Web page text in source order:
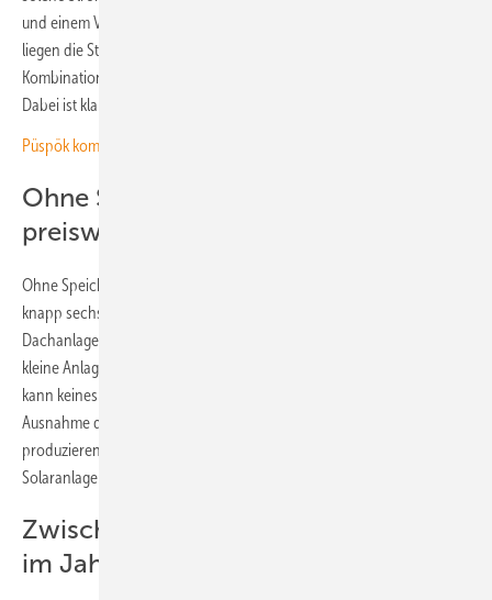
und einem Verhältnis von Solarleistung und Speichervolumen von 1:1
liegen die Stromgestehungskosten für die Photovoltaik-Speicher-
Kombination zwischen etwa neun und 22,5 Cent pro Kilowattstunde.
Dabei ist klar: Je kleiner die Anlage ist, desto höher sind die Kosten.
Püspök kombiniert Agri-PV mit Windkraft und Speicher
Ohne Speicher immer noch
preiswerter
Ohne Speicher liegen die Solarstromgestehungskosten zwischen
knapp sechs und zwölf Cent pro Kilowattstunde für große
Dachanlagen und etwa sieben bis 14 Cent pro Kilowattstunde für
kleine Anlagen auf Einfamilienhäusern. Doch selbst mit diesen Kosten
kann keines der konventionellen Kraftwerke mithalten – auch hier mit
Ausnahme der Erdgaskraftwerke. Bestenfalls sehr alte Atomkraftwerke
produzieren den Strom preiswerter als sehr kleine und teure
Solaranlagen.
Zwischen drei und zehn Cent Kosten
im Jahr 2045